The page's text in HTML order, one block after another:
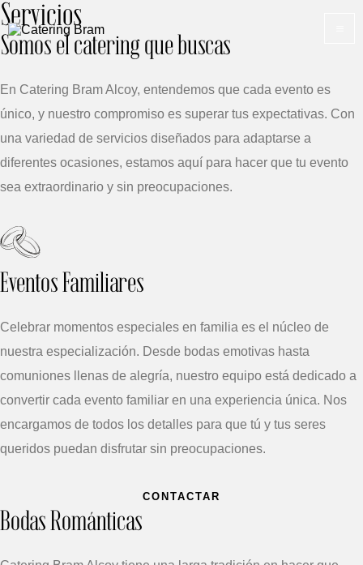
Ir
al
contenido
Servicios
Somos el catering que buscas
En Catering Bram Alcoy, entendemos que cada evento es
único, y nuestro compromiso es superar tus expectativas. Con
una variedad de servicios diseñados para adaptarse a
diferentes ocasiones, estamos aquí para hacer que tu evento
sea extraordinario y sin preocupaciones.
Eventos Familiares
Celebrar momentos especiales en familia es el núcleo de
nuestra especialización. Desde bodas emotivas hasta
comuniones llenas de alegría, nuestro equipo está dedicado a
convertir cada evento familiar en una experiencia única. Nos
encargamos de todos los detalles para que tú y tus seres
queridos puedan disfrutar sin preocupaciones.
CONTACTAR
Bodas Románticas